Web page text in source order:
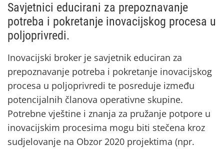
Savjetnici educirani za prepoznavanje
potreba i pokretanje inovacijskog procesa u
poljoprivredi.
Inovacijski broker je savjetnik educiran za
prepoznavanje potreba i pokretanje inovacijskog
procesa u poljoprivredi te posreduje između
potencijalnih članova operativne skupine.
Potrebne vještine i znanja za pružanje potpore u
inovacijskim procesima mogu biti stečena kroz
sudjelovanje na Obzor 2020 projektima (npr.